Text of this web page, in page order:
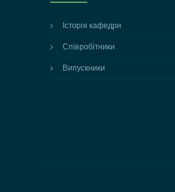
Історія кафедри
Співробітники
Випускники